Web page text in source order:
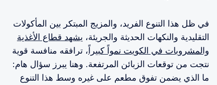
في ظل هذا التنوع الفريد، والمزيج المبتكر بين المأكولات
التقليدية والنكهات الحديثة والجريئة، يشهد قطاع الأغذية
والمشروبات في الكويت نمواً كبيراً، ترافقه منافسة قوية
نتجت من توقعات الزبائن المرتفعة. وهنا يبرز سؤال هام:
ما الذي يضمن تفوق مطعم على غيره وسط هذا التنوع